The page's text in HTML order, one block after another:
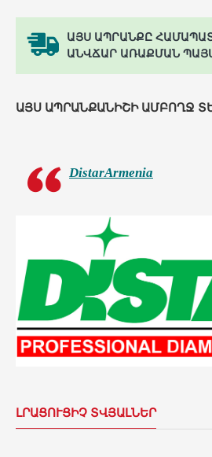
ԱՅՍ ԱՊՐԱՆՔԸ
ԱՆՎՃԱՐ ԱՌԱՔՄԱՆ
ԱՅՍ ԱՊՐԱՆՔԱՆԻՇԻ ԱՄԲՈՂՋ
DistarArmenia
ԼՐԱՑՈՒՑԻՉ ՏՎՅԱԼՆԵՐ